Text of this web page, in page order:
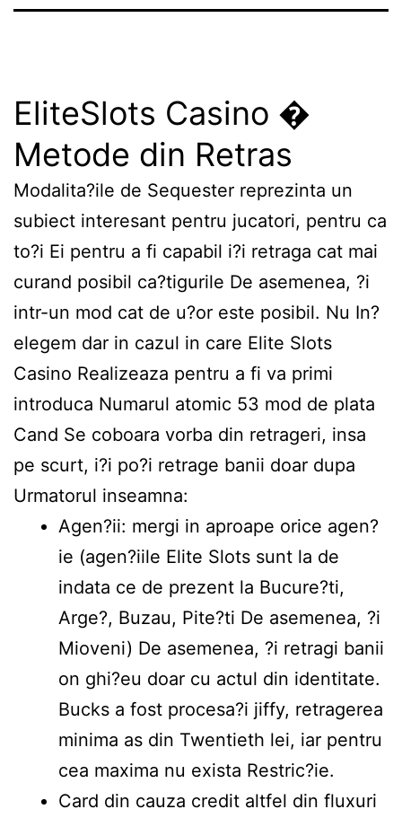
EliteSlots Casino �
Metode din Retras
Modalita?ile de Sequester reprezinta un
subiect interesant pentru jucatori, pentru ca
to?i Ei pentru a fi capabil i?i retraga cat mai
curand posibil ca?tigurile De asemenea, ?i
intr-un mod cat de u?or este posibil. Nu In?
elegem dar in cazul in care Elite Slots
Casino Realizeaza pentru a fi va primi
introduca Numarul atomic 53 mod de plata
Cand Se coboara vorba din retrageri, insa
pe scurt, i?i po?i retrage banii doar dupa
Urmatorul inseamna:
Agen?ii: mergi in aproape orice agen?
ie (agen?iile Elite Slots sunt la de
indata ce de prezent la Bucure?ti,
Arge?, Buzau, Pite?ti De asemenea, ?i
Mioveni) De asemenea, ?i retragi banii
on ghi?eu doar cu actul din identitate.
Bucks a fost procesa?i jiffy, retragerea
minima as din Twentieth lei, iar pentru
cea maxima nu exista Restric?ie.
Card din cauza credit altfel din fluxuri